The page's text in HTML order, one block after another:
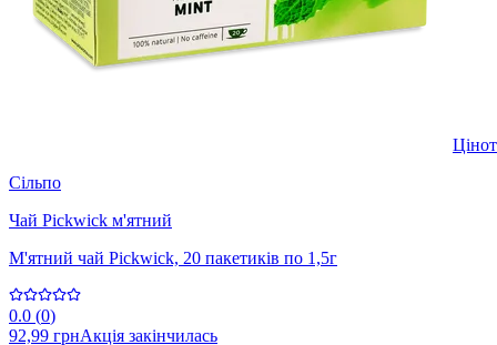
Сільпо
Чай Pickwick м'ятний
М'ятний чай Pickwick, 20 пакетиків по 1,5г
0.0 (0)
92,99 грнАкція закінчилась